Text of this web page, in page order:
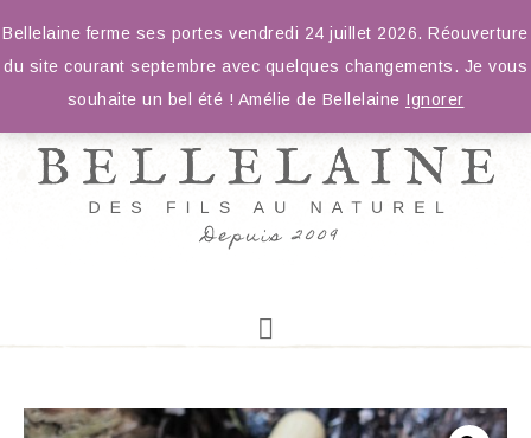
Bellelaine ferme ses portes vendredi 24 juillet 2026. Réouverture
du site courant septembre avec quelques changements. Je vous
souhaite un bel été ! Amélie de Bellelaine Ignorer